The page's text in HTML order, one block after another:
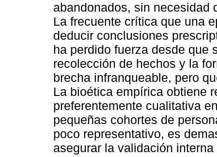
abandonados, sin necesidad
La frecuente crítica que una
deducir conclusiones
ha perdido fuerza desde que
recolección de hechos y la
brecha infranqueable, pero
La bioética empírica obtiene
preferentemente cualitativa
pequeñas cohortes de
poco representativo, es
asegurar la validación